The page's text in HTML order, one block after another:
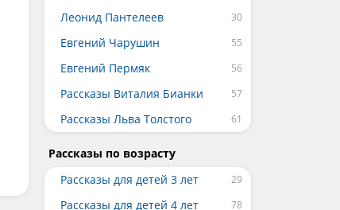
Леонид Пантелеев
Евгений Чарушин
Евгений Пермяк
Рассказы Виталия Бианки
Рассказы Льва Толстого
Рассказы по возрасту
Рассказы для детей 3 лет
Рассказы для детей 4 лет